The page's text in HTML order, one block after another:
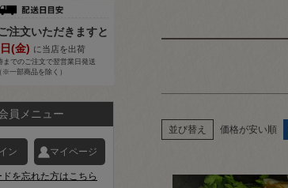
注文いただきますと
日(金) に当店を出荷
までのご注文で翌営業日発送
（※一部商品を除く）
員メニュー
ン マイページ
を忘れた方はこちら
並び替え 価格が安い順